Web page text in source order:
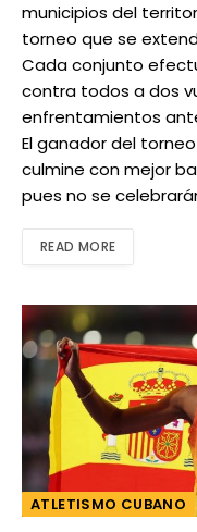
municipios del
torneo que se
Cada conjunto
contra todos a dos
enfrentamientos
El ganador del
culmine con mejor
pues no se
READ MORE
ATLETISMO CUBANO